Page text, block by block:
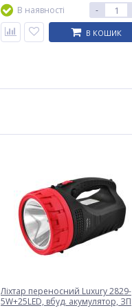
В наявності -
В КОШИК
Ліхтар переносний Luxury 2829-
5W+25LED, вбуд. акумулятор, ЗП